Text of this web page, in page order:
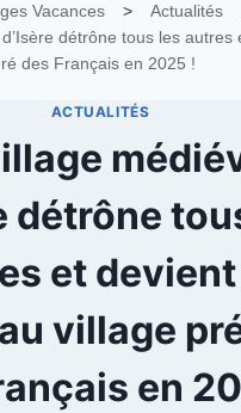
Vacances > Actualités
détrône tous les autres
des Français en 2025 !
ACTUALITÉS
détrône
et
village
en